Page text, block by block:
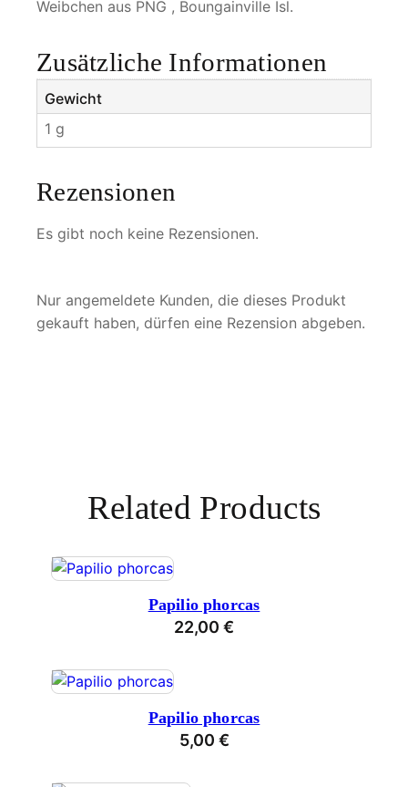
M
n
g
e
Weibchen aus PNG , Boungainville Isl.
Zusätzliche Informationen
Gewicht
1 g
Rezensionen
Es gibt noch keine Rezensionen.
Nur angemeldete Kunden, die dieses Produkt
gekauft haben, dürfen eine Rezension abgeben.
Related Products
Papilio phorcas
22,00 €
Papilio phorcas
5,00 €